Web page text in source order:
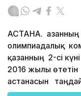
АСТАНА. Қазанның
олимпиадалық
қазанның 2-сі
2016 жылы
астанасын